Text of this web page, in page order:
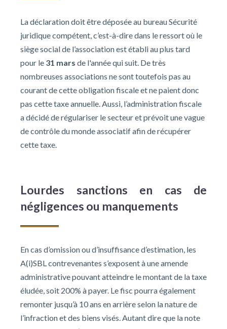
La déclaration doit être déposée au bureau Sécurité
juridique compétent, c’est-à-dire dans le ressort où le
siège social de l’association est établi au plus tard
pour le 31 mars de l'année qui suit. De très
nombreuses associations ne sont toutefois pas au
courant de cette obligation fiscale et ne paient donc
pas cette taxe annuelle. Aussi, l’administration fiscale
a décidé de régulariser le secteur et prévoit une vague
de contrôle du monde associatif afin de récupérer
cette taxe.
Lourdes sanctions en cas de
négligences ou manquements
En cas d’omission ou d’insuffisance d’estimation, les
A(i)SBL contrevenantes s’exposent à une amende
administrative pouvant atteindre le montant de la taxe
éludée, soit 200% à payer. Le fisc pourra également
remonter jusqu’à 10 ans en arrière selon la nature de
l’infraction et des biens visés. Autant dire que la note